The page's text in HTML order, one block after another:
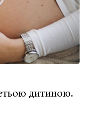
дитиною.